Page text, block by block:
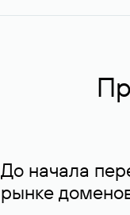
До начала
рынке